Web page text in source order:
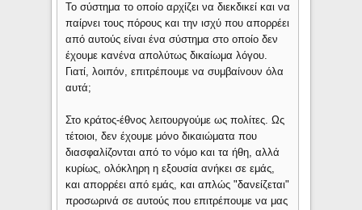
Το σύστημα το οποίο αρχίζει να διεκδικεί και να
παίρνει τους πόρους και την ισχύ που απορρέει
από αυτούς είναι ένα σύστημα στο οποίο δεν
έχουμε κανένα απολύτως δικαίωμα λόγου.
Γιατί, λοιπόν, επιτρέπουμε να συμβαίνουν όλα
αυτά;
Στο κράτος-έθνος λειτουργούμε ως πολίτες. Ως
τέτοιοι, δεν έχουμε μόνο δικαιώματα που
διασφαλίζονται από το νόμο και τα ήθη, αλλά
κυρίως, ολόκληρη η εξουσία ανήκει σε εμάς,
και απορρέει από εμάς, και απλώς "δανείζεται"
προσωρινά σε αυτούς που επιτρέπουμε να μας